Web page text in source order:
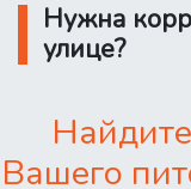
Нужна
улице?
Вашего